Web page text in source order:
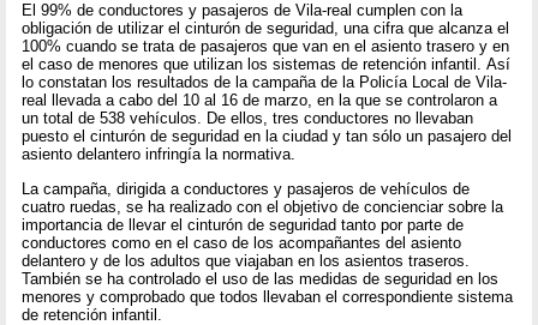
El 99% de conductores y pasajeros de Vila-real cumplen con la
obligación de utilizar el cinturón de seguridad, una cifra que alcanza el
100% cuando se trata de pasajeros que van en el asiento trasero y en
el caso de menores que utilizan los sistemas de retención infantil. Así
lo constatan los resultados de la campaña de la Policía Local de Vila-
real llevada a cabo del 10 al 16 de marzo, en la que se controlaron a
un total de 538 vehículos. De ellos, tres conductores no llevaban
puesto el cinturón de seguridad en la ciudad y tan sólo un pasajero del
asiento delantero infringía la normativa.
La campaña, dirigida a conductores y pasajeros de vehículos de
cuatro ruedas, se ha realizado con el objetivo de concienciar sobre la
importancia de llevar el cinturón de seguridad tanto por parte de
conductores como en el caso de los acompañantes del asiento
delantero y de los adultos que viajaban en los asientos traseros.
También se ha controlado el uso de las medidas de seguridad en los
menores y comprobado que todos llevaban el correspondiente sistema
de retención infantil.